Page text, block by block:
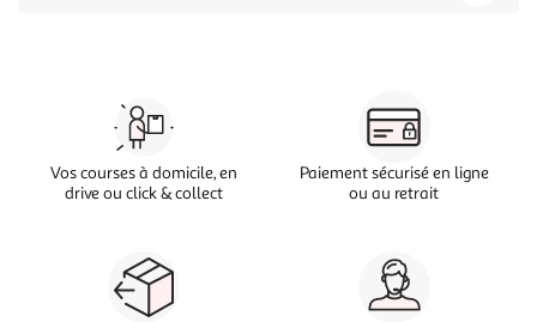
Vos courses à domicile, en
drive ou click & collect
Paiement sécurisé en ligne
ou au retrait